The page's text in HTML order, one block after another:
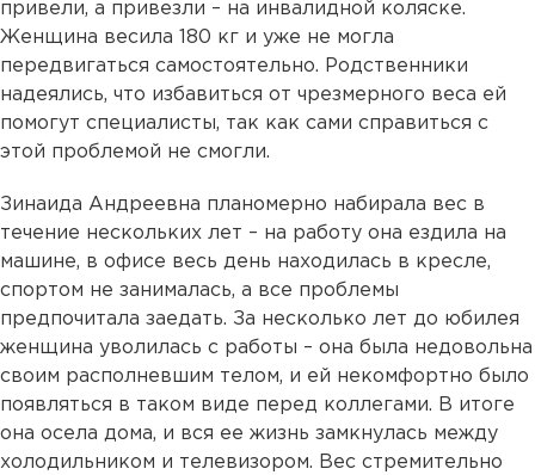
привели, а привезли – на инвалидной коляске.
Женщина весила 180 кг и уже не могла
передвигаться самостоятельно. Родственники
надеялись, что избавиться от чрезмерного веса ей
помогут специалисты, так как сами справиться с
этой проблемой не смогли.
Зинаида Андреевна планомерно набирала вес в
течение нескольких лет – на работу она ездила на
машине, в офисе весь день находилась в кресле,
спортом не занималась, а все проблемы
предпочитала заедать. За несколько лет до юбилея
женщина уволилась с работы – она была недовольна
своим располневшим телом, и ей некомфортно было
появляться в таком виде перед коллегами. В итоге
она осела дома, и вся ее жизнь замкнулась между
холодильником и телевизором. Вес стремительно